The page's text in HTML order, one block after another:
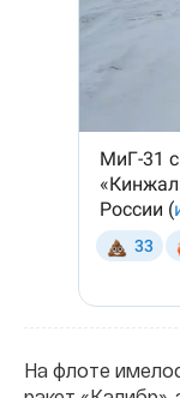
На флоте